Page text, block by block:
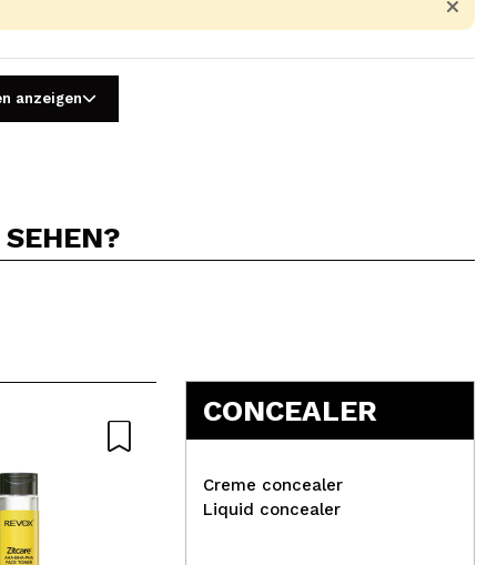
anzeigen
CONCEALER
Creme concealer
Liquid concealer